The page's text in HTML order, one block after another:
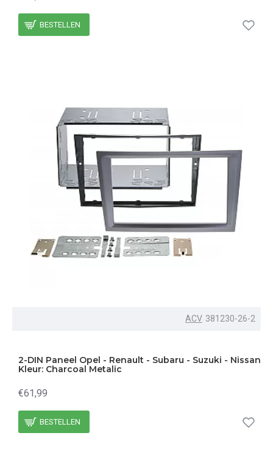
BESTELLEN
ACV 381230-26-2
2-DIN Paneel Opel - Renault - Subaru - Suzuki - Nissan
Kleur: Charcoal Metalic
€61,99
BESTELLEN